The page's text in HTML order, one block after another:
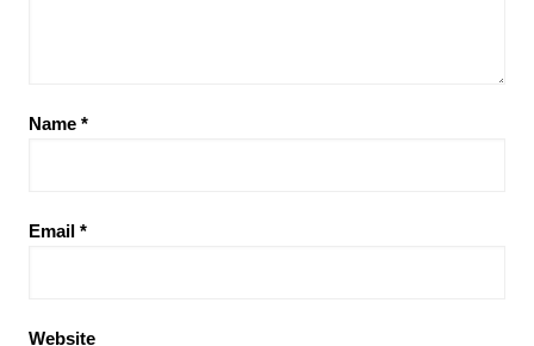
Name *
Email *
Website